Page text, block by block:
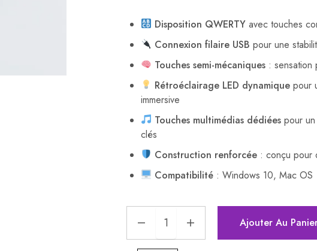
Disposition QWERTY avec touches
Connexion filaire USB pour une
Touches semi-mécaniques :
Rétroéclairage LED dynamique pour
immersive
Touches multimédias dédiées pour
clés
Construction renforcée : conçu pour
Compatibilité : Windows 10, Mac OS
Ajouter Au